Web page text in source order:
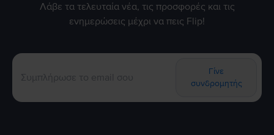
Λάβε τα τελευταία νέα, τις προσφορές και τις
ενημερώσεις μέχρι να πεις Flip!
Γίνε
συνδρομητής